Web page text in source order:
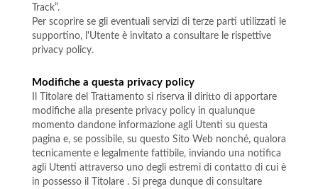
Track”.
Per scoprire se gli eventuali servizi di terze parti utilizzati le
supportino, l'Utente è invitato a consultare le rispettive
privacy policy.
Modifiche a questa privacy policy
Il Titolare del Trattamento si riserva il diritto di apportare
modifiche alla presente privacy policy in qualunque
momento dandone informazione agli Utenti su questa
pagina e, se possibile, su questo Sito Web nonché, qualora
tecnicamente e legalmente fattibile, inviando una notifica
agli Utenti attraverso uno degli estremi di contatto di cui è
in possesso il Titolare . Si prega dunque di consultare